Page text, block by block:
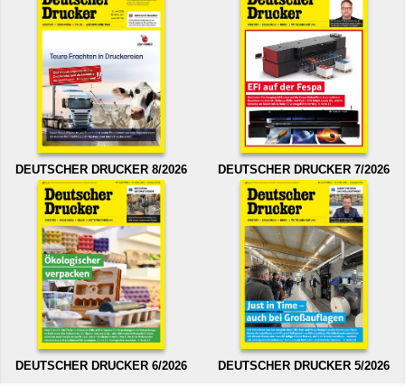
DEUTSCHER DRUCKER 8/2026 DEUTSCHER DRUCKER 7/2026
DEUTSCHER DRUCKER 6/2026 DEUTSCHER DRUCKER 5/2026